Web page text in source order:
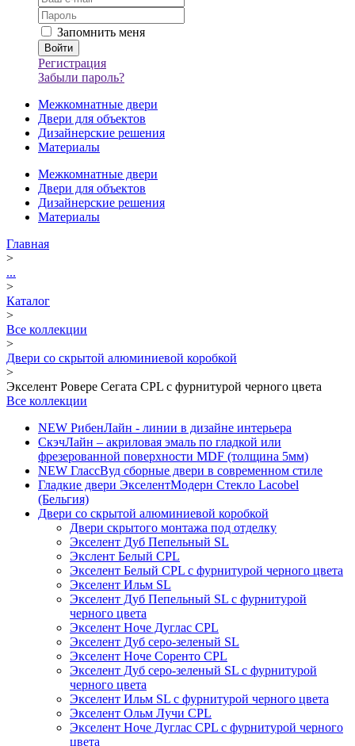
Запомнить меня
Регистрация
Забыли пароль?
Межкомнатные двери
Двери для объектов
Дизайнерские решения
Материалы
Межкомнатные двери
Двери для объектов
Дизайнерские решения
Материалы
Главная
>
...
>
Каталог
>
Все коллекции
>
Двери со скрытой алюминиевой коробкой
>
Экселент Ровере Сегата CPL с фурнитурой черного цвета
Все коллекции
NEW РибенЛайн - линии в дизайне интерьера
СкэчЛайн – акриловая эмаль по гладкой или
фрезерованной поверхности MDF (толщина 5мм)
NEW ГлассВуд сборные двери в современном стиле
Гладкие двери ЭкселентМодерн Стекло Lacobel
(Бельгия)
Двери со скрытой алюминиевой коробкой
Двери скрытого монтажа под отделку
Экселент Дуб Пепельный SL
Экслент Белый CPL
Экселент Белый CPL с фурнитурой черного цвета
Экселент Ильм SL
Экселент Дуб Пепельный SL с фурнитурой
черного цвета
Экселент Ноче Дуглас CPL
Экселент Дуб серо-зеленый SL
Экселент Ноче Соренто CPL
Экселент Дуб серо-зеленый SL с фурнитурой
черного цвета
Экселент Ильм SL с фурнитурой черного цвета
Экселент Ольм Лучи CPL
Экселент Ноче Дуглас CPL с фурнитурой черного
цвета